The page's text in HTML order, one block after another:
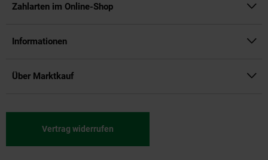
Zahlarten im Online-Shop
Informationen
Über Marktkauf
Vertrag widerrufen